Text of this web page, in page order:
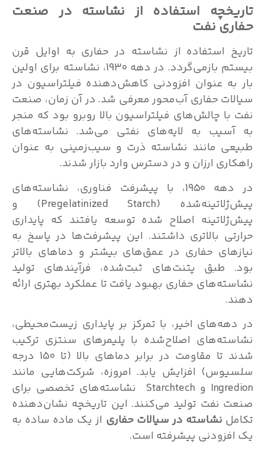
استفاده از نشاسته در صنعت
نفت
استفاده از نشاسته در حفاری به اوایل قرن
بیستم بازمی‌گردد. در دهه 1930، نشاسته برای اولین
عنوان افزودنی کاهش‌دهنده فیلتراسیون در
حفاری آب‌محور معرفی شد. در آن زمان، صنعت
چالش‌های فیلتراسیون بالا روبرو بود که منجر
به لایه‌های نفتی می‌شد. نشاسته‌های
مانند نشاسته ذرت و سیب‌زمینی به عنوان
ارزان و در دسترس وارد بازار شدند.
در دهه 1950، با پیشرفت فناوری، نشاسته‌های
پیش‌ژلاتینه‌شده (Pregelatinized Starch) و
اصلاح شده توسعه یافتند که پایداری
بالاتری داشتند. این پیشرفت‌ها در پاسخ به
حفاری در عمق‌های بیشتر و دماهای بالاتر
طبق پتنت‌های ثبت‌شده، فرآیندهای تولید
حفاری بهبود یافت تا عملکرد بهتری ارائه
اخیر، با تمرکز بر پایداری زیست‌محیطی،
اصلاح‌شده با پلیمرهای سنتزی ترکیب
شدند تا مقاومت در برابر دماهای بالا (تا 150 درجه
افزایش یابد. امروزه، شرکت‌هایی مانند
Ingredion و Starchtech نشاسته‌های تخصصی برای
نفت تولید می‌کنند. این تاریخچه نشان‌دهنده
نشاسته در سیالات حفاری از یک ماده ساده به
پیشرفته است.